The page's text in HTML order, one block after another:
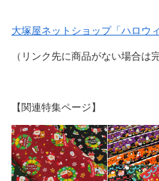
大塚屋ネットショップ「ハロウ
（リンク先に商品がない場合は
【関連特集ページ】